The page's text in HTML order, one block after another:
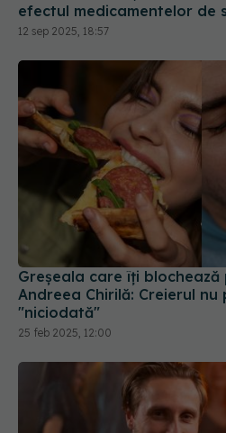
Greșeala care îți blochează
Andreea Chirilă: Creierul
"niciodată"
25 feb 2025, 12:00